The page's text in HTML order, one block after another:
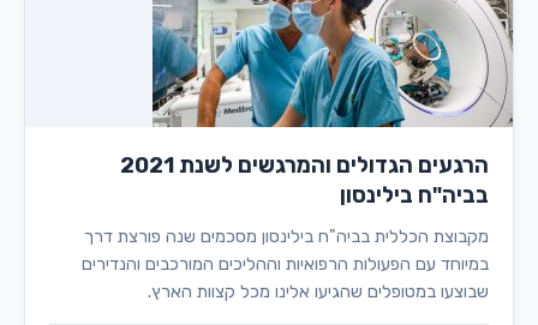
הרגעים הגדולים והמרגשים לשנת 2021
בביה"ח בילינסון
מקבוצת הכללית בביה"ח בילינסון מסכמים שנה פורצת דרך
במיוחד עם הפעולות הרפואיות וההליכים המורכבים והנדירים
שבוצעו במטופלים שהגיעו אלינו מכל קצוות הארץ.